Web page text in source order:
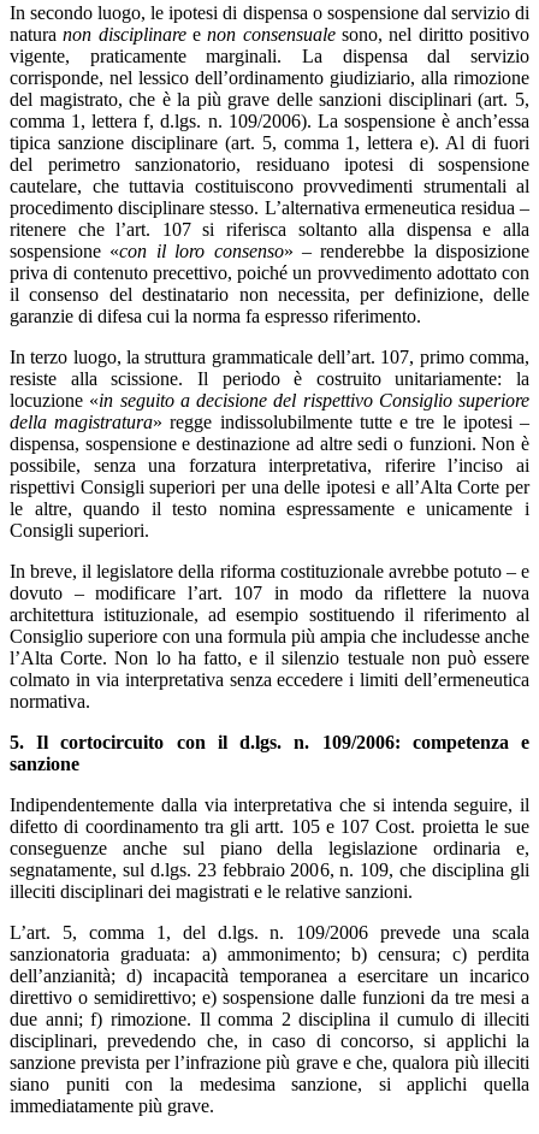
In secondo luogo, le ipotesi di dispensa o sospensione dal servizio di
naturanon disciplinareenon consensualesono, nel diritto positivo
vigente, praticamente marginali. La dispensa dal servizio
corrisponde, nel lessico dell’ordinamento giudiziario, alla rimozione
del magistrato, che è la più grave delle sanzioni disciplinari (art. 5,
comma 1, lettera f, d.lgs. n. 109/2006). La sospensione è anch’essa
tipica sanzione disciplinare (art. 5, comma 1, lettera e). Al di fuori
del perimetro sanzionatorio, residuano ipotesi di sospensione
cautelare, che tuttavia costituiscono provvedimenti strumentali al
procedimento disciplinare stesso. L’alternativa ermeneutica residua –
ritenere che l’art. 107 si riferisca soltanto alla dispensa e alla
sospensione «con il loro consenso» – renderebbe la disposizione
priva di contenuto precettivo, poiché un provvedimento adottato con
il consenso del destinatario non necessita, per definizione, delle
garanzie di difesa cui la norma fa espresso riferimento.
In terzo luogo, la struttura grammaticale dell’art. 107, primo comma,
resiste alla scissione. Il periodo è costruito unitariamente: la
locuzione «in seguito a decisione del rispettivo Consiglio superiore
della magistratura» regge indissolubilmente tutte e tre le ipotesi –
dispensa, sospensione e destinazione ad altre sedi o funzioni. Non è
possibile, senza una forzatura interpretativa, riferire l’inciso ai
rispettivi Consigli superiori per una delle ipotesi e all’Alta Corte per
le altre, quando il testo nomina espressamente e unicamente i
Consigli superiori.
In breve, il legislatore della riforma costituzionale avrebbe potuto – e
dovuto – modificare l’art. 107 in modo da riflettere la nuova
architettura istituzionale, ad esempio sostituendo il riferimento al
Consiglio superiore con una formula più ampia che includesse anche
l’Alta Corte. Non lo ha fatto, e il silenzio testuale non può essere
colmato in via interpretativa senza eccedere i limiti dell’ermeneutica
normativa.
5. Il cortocircuito con il d.lgs. n. 109/2006: competenza e
sanzione
Indipendentemente dalla via interpretativa che si intenda seguire, il
difetto di coordinamento tra gli artt. 105 e 107 Cost. proietta le sue
conseguenze anche sul piano della legislazione ordinaria e,
segnatamente, sul d.lgs. 23 febbraio 2006, n. 109, che disciplina gli
illeciti disciplinari dei magistrati e le relative sanzioni.
L’art. 5, comma 1, del d.lgs. n. 109/2006 prevede una scala
sanzionatoria graduata: a) ammonimento; b) censura; c) perdita
dell’anzianità; d) incapacità temporanea a esercitare un incarico
direttivo o semidirettivo; e) sospensione dalle funzioni da tre mesi a
due anni; f) rimozione. Il comma 2 disciplina il cumulo di illeciti
disciplinari, prevedendo che, in caso di concorso, si applichi la
sanzione prevista per l’infrazione più grave e che, qualora più illeciti
siano puniti con la medesima sanzione, si applichi quella
immediatamente più grave.